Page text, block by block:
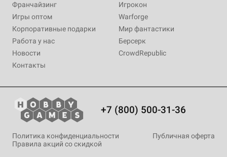
Франчайзинг
Игры оптом
Корпоративные подарки
Работа у нас
Новости
Контакты
Игрокон
Warforge
Мир фантастики
Берсерк
CrowdRepublic
+7 (800) 500-31-36
Политика конфиденциальности
Публичная оферта
Правила акций со скидкой